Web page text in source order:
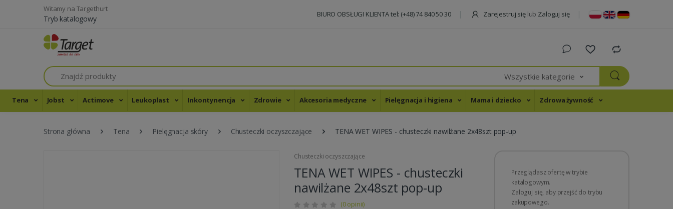
Witamy na Targethurt
Tryb katalogowy BIURO OBSŁUGI KLIENTA tel: (+48) 74 840 50 30 Zarejestruj się lub Zaloguj się
Szukaj
Wszystkie kategorie
Tena Jobst Actimove Leukoplast Inkontynencja Zdrowie Akcesoria medyczne Pielęgnacja i higiena Mama i dziecko Zdrowa żywność
Strona główna Tena Pielęgnacja skóry Chusteczki oczyszczające TENA WET WIPES - chusteczki nawilżane 2x48szt pop-up
Chusteczki oczyszczające
TENA WET WIPES - chusteczki
nawilżane 2x48szt pop-up
(0 opinii)
Przeglądasz ofertę w trybie
katalogowym.
Zaloguj się, aby przejść do trybu
zakupowego.